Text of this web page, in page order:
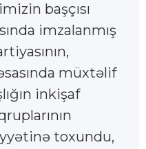
başçısı
imzalanmış
müxtəlif
inkişaf
toxundu,